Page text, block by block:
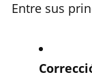
Entre sus